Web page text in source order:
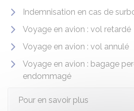
Indemnisation en cas de
Voyage en avion : vol retardé
Voyage en avion : vol annulé
Voyage en avion : bagage
endommagé
Pour en savoir plus